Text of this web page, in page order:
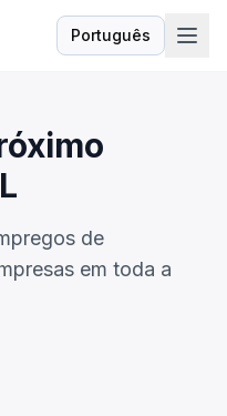
Português
Idioma
de
em toda a